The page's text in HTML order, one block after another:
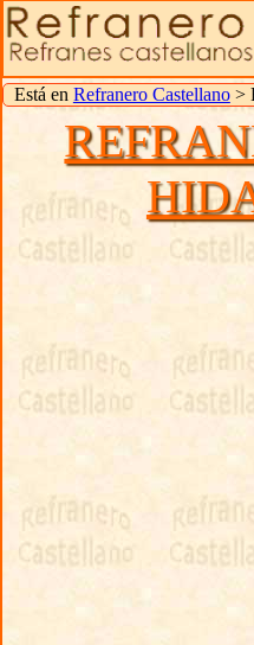
Está en Refranero Castellano>